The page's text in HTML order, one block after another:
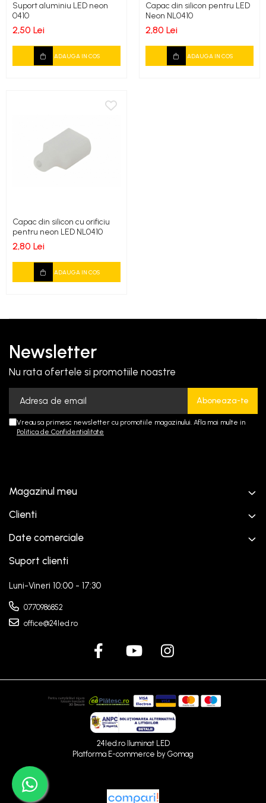
Suport aluminiu LED neon
0410
2,50 Lei
ADAUGA IN COS
Capac din silicon pentru LED
Neon NL0410
2,80 Lei
ADAUGA IN COS
Capac din silicon cu orificiu
pentru neon LED NL0410
2,80 Lei
ADAUGA IN COS
Newsletter
Nu rata ofertele si promotiile noastre
Vreau sa primesc newsletter cu promotiile magazinului. Afla mai multe in
Politica de Confidentialitate
Magazinul meu
Clienti
Date comerciale
Suport clienti
Luni-Vineri 10:00 - 17:30
0770986852
office@24led.ro
24led.ro Iluminat LED
Platforma E-commerce by Gomag